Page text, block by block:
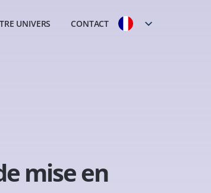
UNIVERS CONTACT
mise en